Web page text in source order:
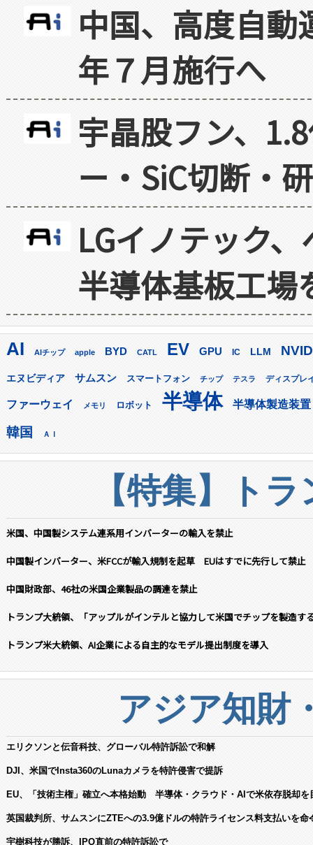
中国、高度自
年７月施行へ
宇晶股フン、
ー・SiC切断・
LGイノテック
半導体基板工場
AI AIチップ apple BYD CATL EV GPU IC LLM
エヌビディア サムスン スマートフォン チップ テスラ ディスプレ
ファーウェイ メモリ ロボット 半導体 半導体製造装置
韓国 ＡＩ
【特集】ト
米国、中国製システム連系用インバーターの輸入を禁止
中国製インバーター、米FCCが輸入規制を起草 EUはすでに先行して禁止
中国財政部、46社の米国企業製品の調達を禁止
トランプ大統領、「アップルがインテルと協力して米国でチップを製造す
トランプ米大統領、AI企業による自主的なモデル提出制度を導入
アジア知財
エリクソンと伝音科技、グローバル特許訴訟で和解
DJI、米国でInsta360のLunaカメラを特許侵害で提訴
EU、「技術主権」確立へ本格始動 半導体・クラウド・AIで米依存脱却を
英国裁判所、サムスンにZTEへの3.9億ドルの特許ライセンス料支払いを命
宇樹科技が勝訴、IPO直前の特許訴訟で